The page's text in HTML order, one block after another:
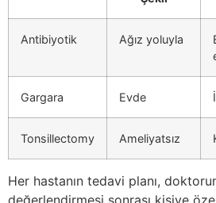
Antibiyotik Ağız yoluyla
Gargara Evde
Tonsillectomy Ameliyatsız
Her hastanın tedavi planı,
değerlendirmesi sonrası kişiye